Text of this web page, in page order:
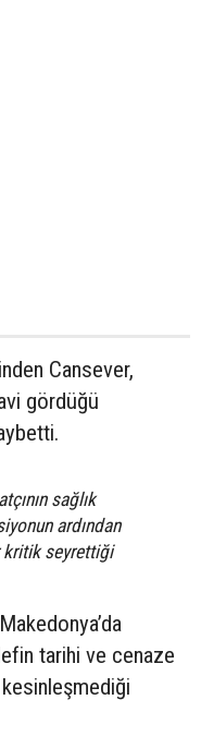
Cansever,
gördüğü
sağlık
ardından
kritik seyrettiği
tarihi ve cenaze
kesinleşmediği